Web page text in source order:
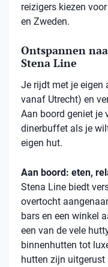
reizigers kiezen
en Zweden.
Ontspannen
Stena Line
Je rijdt met je eigen
vanaf Utrecht) en
Aan boord geniet je
dinerbuffet als je
eigen hut.
Aan boord: eten,
Stena Line biedt
overtocht
bars en een winkel
een van de vele
binnenhutten tot
hutten zijn uitgerust